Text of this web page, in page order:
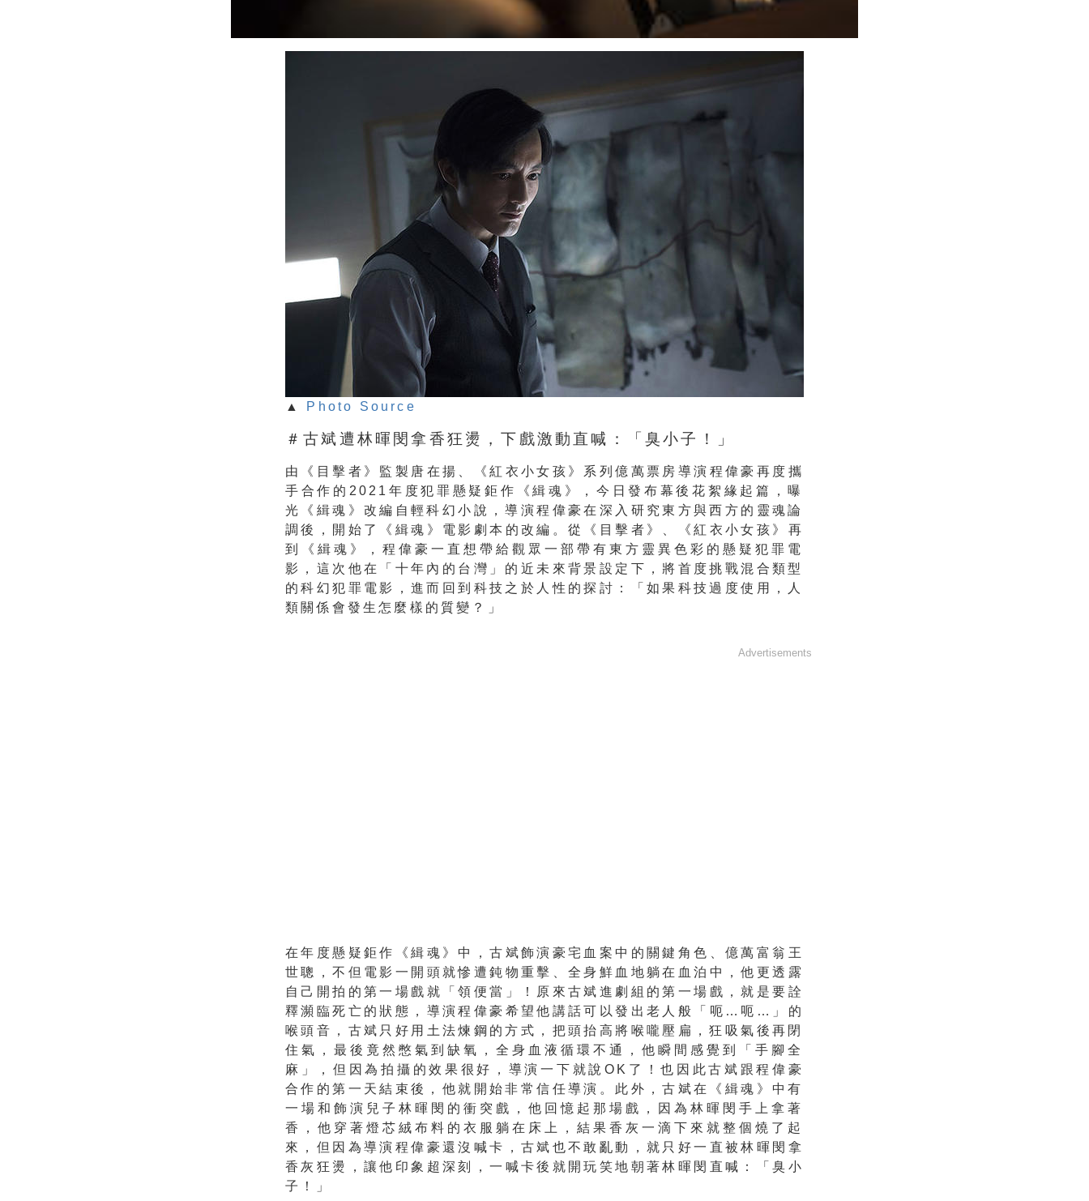
▲ Photo Source
＃古斌遭林暉閔拿香狂燙，下戲激動直喊：「臭小子！」
由《目擊者》監製唐在揚、《紅衣小女孩》 系列億萬票房導演程偉豪再度攜
手合作的2021年度犯罪懸疑鉅作
《緝魂》，今日發布幕後花絮緣起篇，曝
光《緝魂》 改編自輕科幻小說，導演程偉豪在深入研究東方與西方的靈魂論
調後，開始了《緝魂》 電影劇本的改編。從《目擊者》、《紅衣小女孩》再
到《緝魂》， 程偉豪一直想帶給觀眾一部帶有東方靈異色彩的懸疑犯罪電
影， 這次他在「十年內的台灣」的近未來背景設定下， 將首度挑戰混合類型
的科幻犯罪電影，進而回到科技之於人性的探討：「如果科技過度使用，
人
類關係會發生怎麼樣的質變？」
Advertisements
在年度懸疑鉅作《緝魂》中，古斌飾演豪宅血案中的關鍵角色、億萬富翁王
世聰，不但電影一開頭就慘遭鈍物重擊、全身鮮血地躺在血泊中，他更透露
自己開拍的第一場戲就「領便當」
！原來古斌進劇組的第一場戲，就是要詮
釋瀕臨死亡的狀態， 導演程偉豪希望他講話可以發出老人般「呃…呃…」的
喉頭音， 古斌只好用土法煉鋼的方式，把頭抬高將喉嚨壓扁，狂吸氣後再閉
住氣，最後竟然憋氣到缺氧，全身血液循環不通， 他瞬間感覺到「手腳全
麻」，但因為拍攝的效果很好，導演一下就說 OK了！也因此古斌跟程偉豪
合作的第一天結束後， 他就開始非常信任導演。此外，古斌在《緝魂》 中有
一場和飾演兒子林暉閔的衝突戲，他回憶起那場戲，
因為林暉閔手上拿著
香，他穿著燈芯絨布料的衣服躺在床上， 結果香灰一滴下來就整個燒了起
來，但因為導演程偉豪還沒喊卡， 古斌也不敢亂動，就只好一直被林暉閔拿
香灰狂燙， 讓他印象超深刻，一喊卡後就開玩笑地朝著林暉閔直喊：「臭小
子！
」